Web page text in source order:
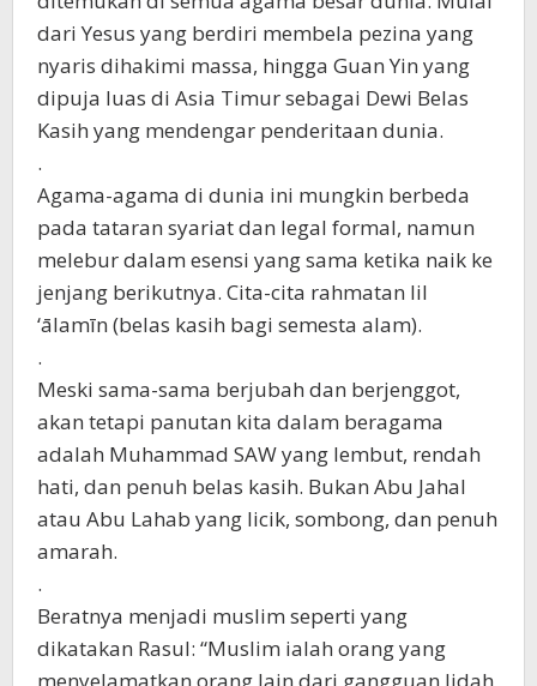
dari Yesus yang berdiri membela pezina yang
nyaris dihakimi massa, hingga Guan Yin yang
dipuja luas di Asia Timur sebagai Dewi Belas
Kasih yang mendengar penderitaan dunia.
.
Agama-agama di dunia ini mungkin berbeda
pada tataran syariat dan legal formal, namun
melebur dalam esensi yang sama ketika naik ke
jenjang berikutnya. Cita-cita rahmatan lil
‘ālamīn (belas kasih bagi semesta alam).
.
Meski sama-sama berjubah dan berjenggot,
akan tetapi panutan kita dalam beragama
adalah Muhammad SAW yang lembut, rendah
hati, dan penuh belas kasih. Bukan Abu Jahal
atau Abu Lahab yang licik, sombong, dan penuh
amarah.
.
Beratnya menjadi muslim seperti yang
dikatakan Rasul: “Muslim ialah orang yang